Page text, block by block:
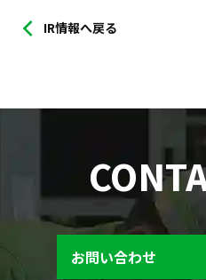
IR情報へ戻る
お問い合わせ